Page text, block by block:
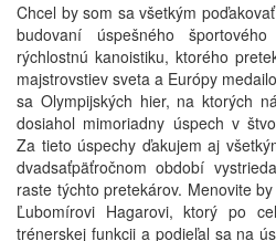
Chcel by som sa všetkým
budovaní úspešného
rýchlostnú kanoistiku, ktorého
majstrovstiev sveta a Európy
sa Olympijských hier, na ktorých
dosiahol mimoriadny úspech v
Za tieto úspechy ďakujem aj
dvadsaťpäťročnom období
raste týchto pretekárov. Menovite
Ľubomírovi Hagarovi, ktorý po
trénerskej funkcii a podieľal sa na